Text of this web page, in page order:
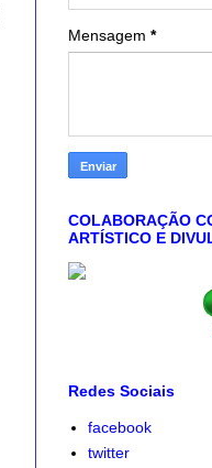
Mensagem *
COLABORAÇÃO
ARTÍSTICO E
Redes Sociais
facebook
twitter